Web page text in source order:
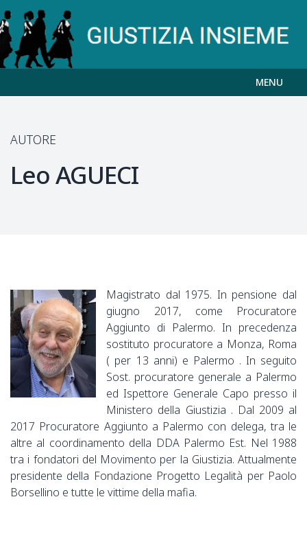
MENU
AUTORE
LeoAGUECI
Magistrato dal 1975. In pensione dal
giugno 2017, come Procuratore
Aggiunto di Palermo. In precedenza
sostituto procuratore a Monza, Roma
( per 13 anni) e Palermo . In seguito
Sost. procuratore generale a Palermo
ed Ispettore Generale Capo presso il
Ministero della Giustizia . Dal 2009 al
2017 Procuratore Aggiunto a Palermo con delega, tra le
altre al coordinamento della DDA Palermo Est. Nel 1988
tra i fondatori del Movimento per la Giustizia. Attualmente
presidente della Fondazione Progetto Legalità per Paolo
Borsellino e tutte le vittime della mafia.